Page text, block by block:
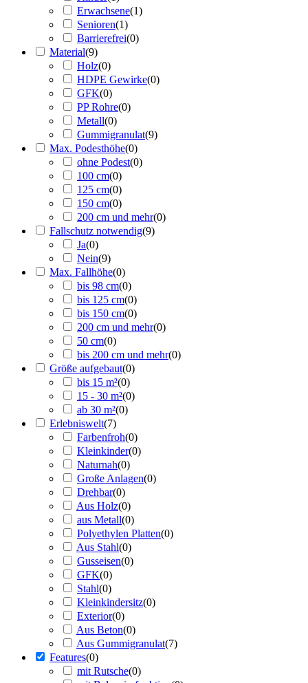
Erwachsene(1)
Senioren(1)
Barrierefrei(0)
Material(9)
Holz(0)
HDPE Gewirke(0)
GFK(0)
PP Rohre(0)
Metall(0)
Gummigranulat(9)
Max. Podesthöhe(0)
ohne Podest(0)
100 cm(0)
125 cm(0)
150 cm(0)
200 cm und mehr(0)
Fallschutz notwendig(9)
Ja(0)
Nein(9)
Max. Fallhöhe(0)
bis 98 cm(0)
bis 125 cm(0)
bis 150 cm(0)
200 cm und mehr(0)
50 cm(0)
bis 200 cm und mehr(0)
Größe aufgebaut(0)
bis 15 m²(0)
15 - 30 m²(0)
ab 30 m²(0)
Erlebniswelt(7)
Farbenfroh(0)
Kleinkinder(0)
Naturnah(0)
Große Anlagen(0)
Drehbar(0)
Aus Holz(0)
aus Metall(0)
Polyethylen Platten(0)
Aus Stahl(0)
Gusseisen(0)
GFK(0)
Stahl(0)
Kleinkindersitz(0)
Exterior(0)
Aus Beton(0)
Aus Gummigranulat(7)
Features(0)
mit Rutsche(0)